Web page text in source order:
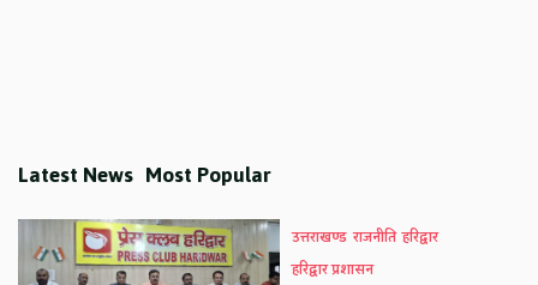
Latest News Most Popular
उत्तराखण्ड राजनीति हरिद्वार
हरिद्वार प्रशासन